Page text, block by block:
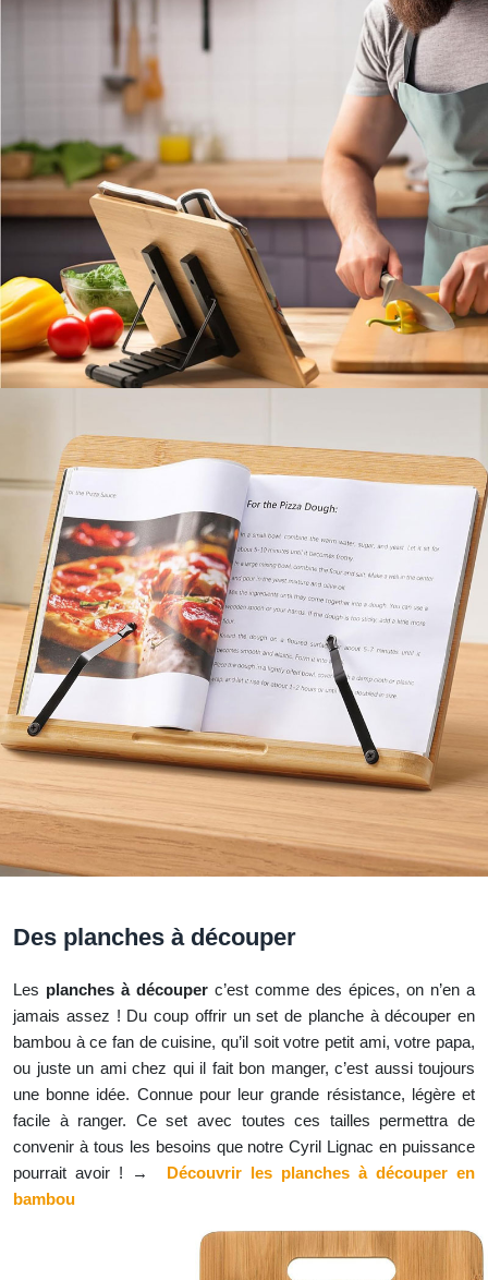
Des planches à découper
Les planches à découper c’est comme des épices, on n’en a
jamais assez ! Du coup offrir un set de planche à découper en
bambou à ce fan de cuisine, qu’il soit votre petit ami, votre papa,
ou juste un ami chez qui il fait bon manger, c’est aussi toujours
une bonne idée. Connue pour leur grande résistance, légère et
facile à ranger. Ce set avec toutes ces tailles permettra de
convenir à tous les besoins que notre Cyril Lignac en puissance
pourrait avoir ! →
Découvrir les planches à découper en
bambou